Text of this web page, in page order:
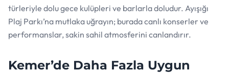
türleriyle dolu gece kulüpleri ve barlarla doludur. Ayışığı
Plaj Parkı’na mutlaka uğrayın; burada canlı konserler ve
performanslar, sakin sahil atmosferini canlandırır.
Kemer’de Daha Fazla Uygun